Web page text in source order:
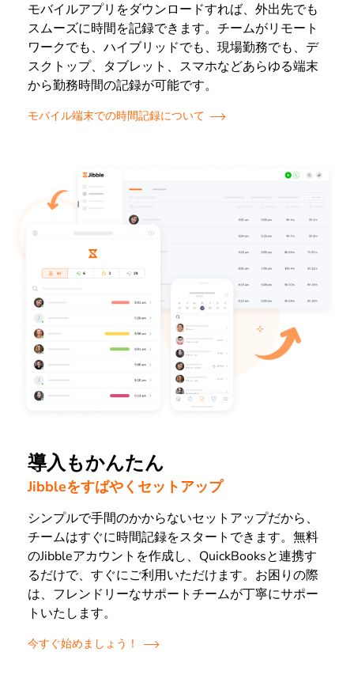
モバイルアプリをダウンロードすれば、外出先でも
スムーズに時間を記録できます。チームがリモート
ワークでも、ハイブリッドでも、現場勤務でも、デ
スクトップ、タブレット、スマホなどあらゆる端末
から勤務時間の記録が可能です。
モバイル端末での時間記録について
導入もかんたん
Jibbleをすばやくセットアップ
シンプルで手間のかからないセットアップだから、
チームはすぐに時間記録をスタートできます。無料
のJibbleアカウントを作成し、QuickBooksと連携す
るだけで、すぐにご利用いただけます。お困りの際
は、フレンドリーなサポートチームが丁寧にサポー
トいたします。
今すぐ始めましょう！